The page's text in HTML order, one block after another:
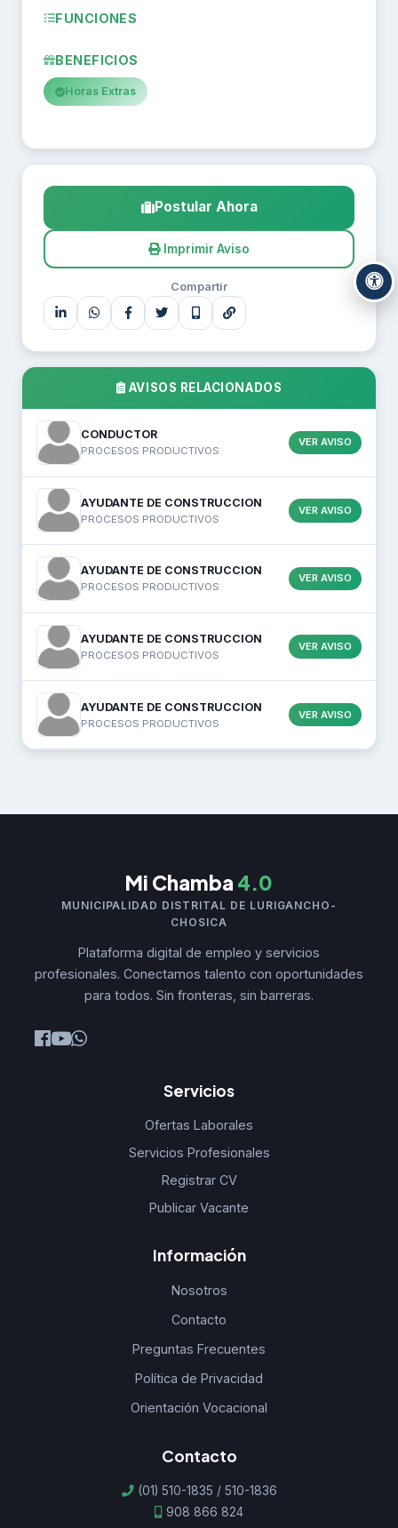
FUNCIONES
BENEFICIOS
Horas Extras
Postular Ahora
Imprimir Aviso
Compartir
AVISOS RELACIONADOS
CONDUCTOR
PROCESOS PRODUCTIVOS
VER AVISO
AYUDANTE DE CONSTRUCCION
PROCESOS PRODUCTIVOS
VER AVISO
AYUDANTE DE CONSTRUCCION
PROCESOS PRODUCTIVOS
VER AVISO
AYUDANTE DE CONSTRUCCION
PROCESOS PRODUCTIVOS
VER AVISO
AYUDANTE DE CONSTRUCCION
PROCESOS PRODUCTIVOS
VER AVISO
Mi Chamba 4.0
MUNICIPALIDAD DISTRITAL DE LURIGANCHO-
CHOSICA
Plataforma digital de empleo y servicios
profesionales. Conectamos talento con oportunidades
para todos. Sin fronteras, sin barreras.
Servicios
Ofertas Laborales
Servicios Profesionales
Registrar CV
Publicar Vacante
Información
Nosotros
Contacto
Preguntas Frecuentes
Política de Privacidad
Orientación Vocacional
Contacto
(01) 510-1835 / 510-1836
908 866 824